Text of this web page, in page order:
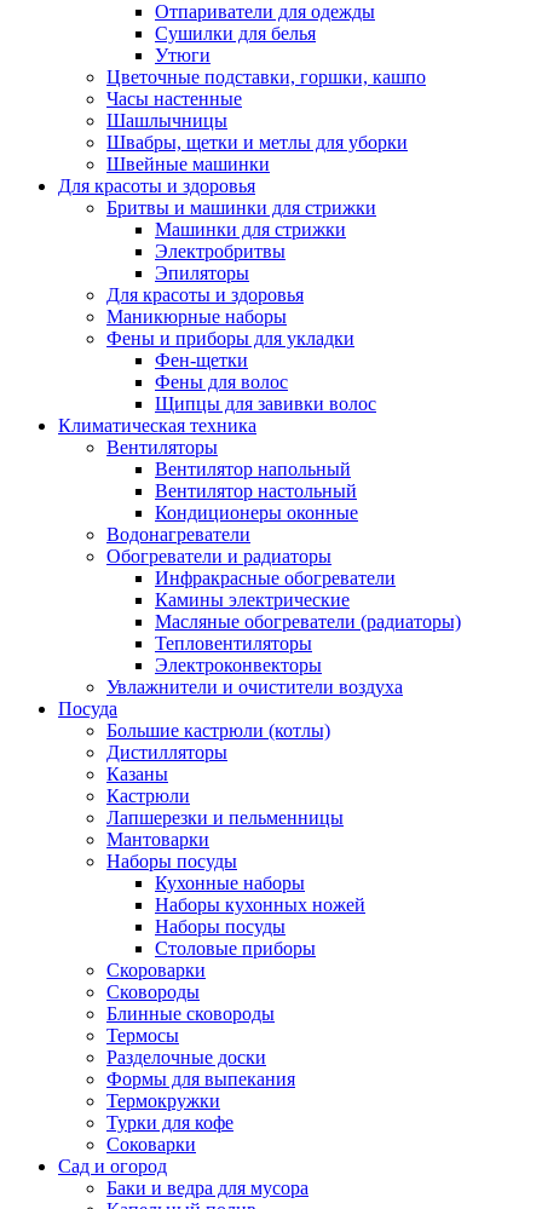
Отпариватели для одежды
Сушилки для белья
Утюги
Цветочные подставки, горшки, кашпо
Часы настенные
Шашлычницы
Швабры, щетки и метлы для уборки
Швейные машинки
Для красоты и здоровья
Бритвы и машинки для стрижки
Машинки для стрижки
Электробритвы
Эпиляторы
Для красоты и здоровья
Маникюрные наборы
Фены и приборы для укладки
Фен-щетки
Фены для волос
Щипцы для завивки волос
Климатическая техника
Вентиляторы
Вентилятор напольный
Вентилятор настольный
Кондиционеры оконные
Водонагреватели
Обогреватели и радиаторы
Инфракрасные обогреватели
Камины электрические
Масляные обогреватели (радиаторы)
Тепловентиляторы
Электроконвекторы
Увлажнители и очистители воздуха
Посуда
Большие кастрюли (котлы)
Дистилляторы
Казаны
Кастрюли
Лапшерезки и пельменницы
Мантоварки
Наборы посуды
Кухонные наборы
Наборы кухонных ножей
Наборы посуды
Столовые приборы
Скороварки
Сковороды
Блинные сковороды
Термосы
Разделочные доски
Формы для выпекания
Термокружки
Турки для кофе
Соковарки
Сад и огород
Баки и ведра для мусора